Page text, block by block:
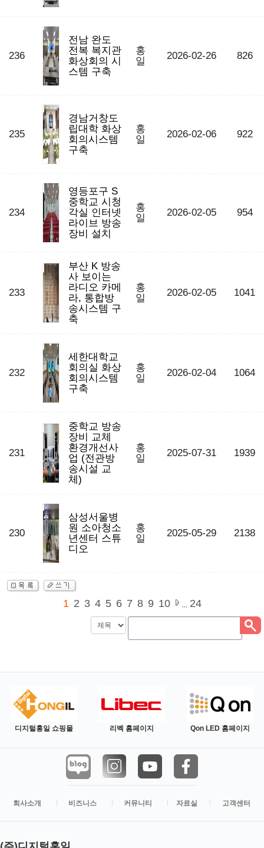
236
전남 완도
전복 복지관
화상회의 시
스템 구축
홍
일
2026-02-26 826
235
경남거창도
립대학 화상
회의시스템
구축
홍
일
2026-02-06 922
234
영등포구 S
중학교 시청
각실 인터넷
라이브 방송
장비 설치
홍
일
2026-02-05 954
233
부산 K 방송
사 보이는
라디오 카메
라, 통합방
송시스템 구
축
홍
일
2026-02-05 1041
232
세한대학교
회의실 화상
회의시스템
구축
홍
일
2026-02-04 1064
231
중학교 방송
장비 교체
환경개선사
업 (전관방
송시설 교
체)
홍
일
2025-07-31 1939
230
삼성서울병
원 소아청소
년센터 스튜
디오
홍
일
2025-05-29 2138
1 2 3 4 5 6 7 8 9 10 ,,, 24
디지털홍일 쇼핑몰 리벡 홈페이지 Qon LED 홈페이지
회사소개 비즈니스 커뮤니티 자료실 고객센터